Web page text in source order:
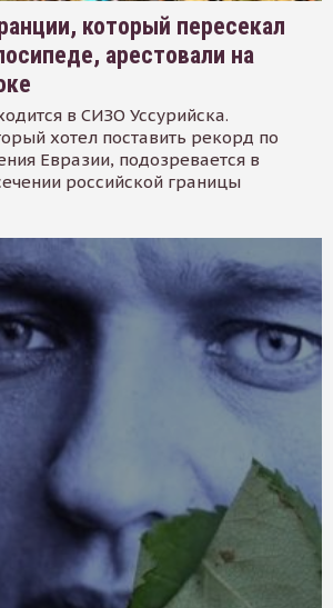
который пересекал
арестовали на
в СИЗО Уссурийска.
хотел поставить рекорд по
Евразии, подозревается в
российской границы